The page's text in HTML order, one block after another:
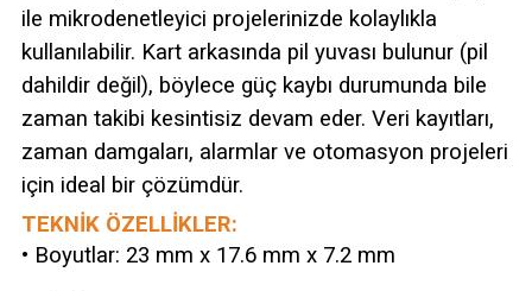
ile mikrodenetleyici projelerinizde kolaylıkla
kullanılabilir. Kart arkasında pil yuvası bulunur (pil
dahildir değil), böylece güç kaybı durumunda bile
zaman takibi kesintisiz devam eder. Veri kayıtları,
zaman damgaları, alarmlar ve otomasyon projeleri
için ideal bir çözümdür.
TEKNİK ÖZELLİKLER:
• Boyutlar: 23 mm x 17.6 mm x 7.2 mm